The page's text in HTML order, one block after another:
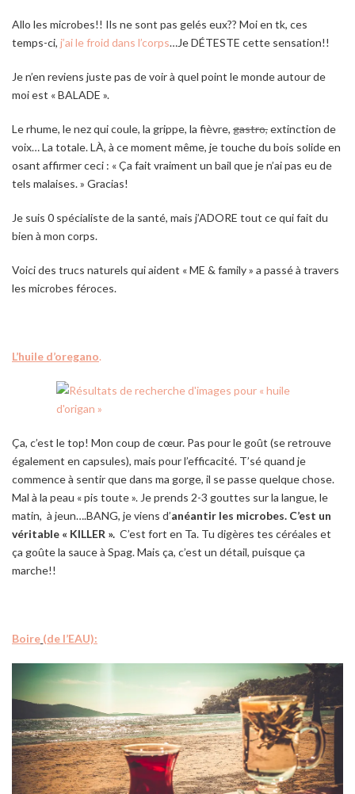
Allo les microbes!! Ils ne sont pas gelés eux?? Moi en tk, ces
temps-ci, j’ai le froid dans l’corps…Je DÉTESTE cette sensation!!
Je n’en reviens juste pas de voir à quel point le monde autour de
moi est « BALADE ».
Le rhume, le nez qui coule, la grippe, la fièvre, gastro,extinction de
voix… La totale. LÀ, à ce moment même, je touche du bois solide en
osant affirmer ceci : « Ça fait vraiment un bail que je n’ai pas eu de
tels malaises. » Gracias!
Je suis 0 spécialiste de la santé, mais j’ADORE tout ce qui fait du
bien à mon corps.
Voici des trucs naturels qui aident « ME & family » a passé à travers
les microbes féroces.
L’huile d’oregano.
Ça, c’est le top! Mon coup de cœur. Pas pour le goût (se retrouve
également en capsules), mais pour l’efficacité. T’sé quand je
commence à sentir que dans ma gorge, il se passe quelque chose.
Mal à la peau « pis toute ». Je prends 2-3 gouttes sur la langue, le
matin, à jeun….BANG, je viens d’anéantir les microbes. C’est un
véritable « KILLER ». C’est fort en Ta. Tu digères tes céréales et
ça goûte la sauce à Spag. Mais ça, c’est un détail, puisque ça
marche!!
Boire (de l’EAU):